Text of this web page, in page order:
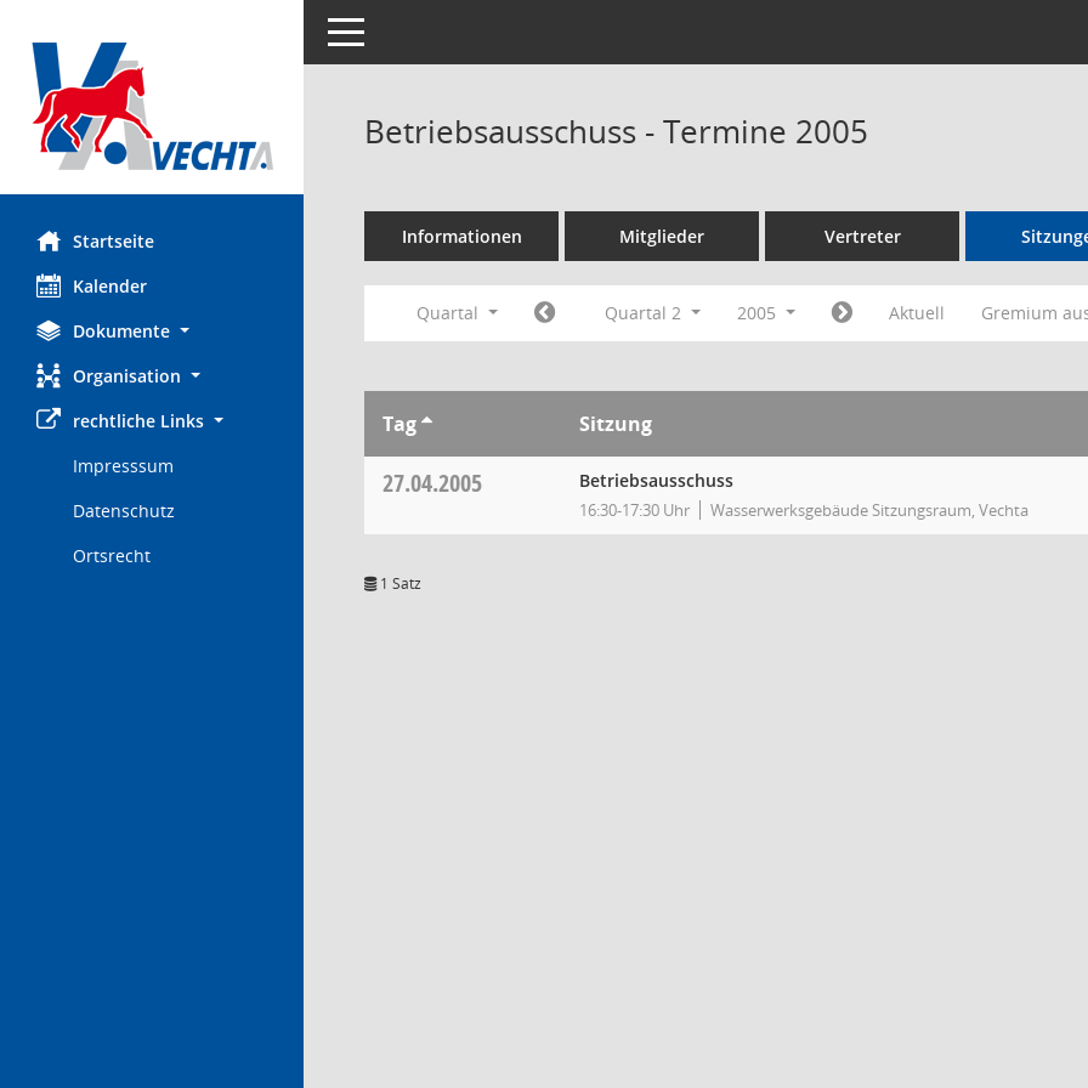
Startseite
Kalender
Dokumente
Organisation
rechtliche Links
Impresssum
Datenschutz
Ortsrecht
Toggle navigation
Betriebsausschuss - Termine 2005
Informationen Mitglieder Vertreter
Quartal Quartal 2 2005 Aktuell Gremium
Tag Sitzung
27.04.2005 Betriebsausschuss
16:30-17:30 Uhr Wasserwerksgebäude Sitzungsraum, Vechta
1 Satz